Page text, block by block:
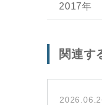
2017年
関連す